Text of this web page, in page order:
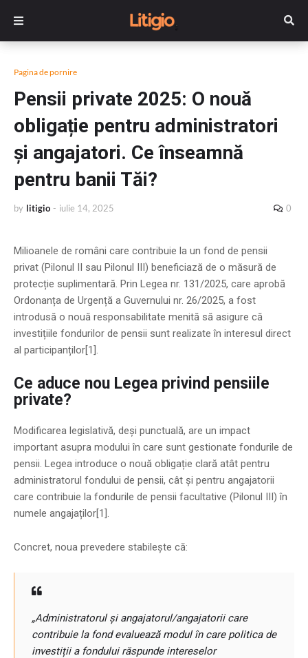
Pagina de pornire
Pensii private 2025: O nouă
obligație pentru administratori
și angajatori. Ce înseamnă
pentru banii Tăi?
by litigio - iulie 14, 2025 0
Milioanele de români care contribuie la un fond de pensii
privat (Pilonul II sau Pilonul III) beneficiază de o măsură de
protecție suplimentară. Prin Legea nr. 131/2025, care aprobă
Ordonanța de Urgență a Guvernului nr. 26/2025, a fost
introdusă o nouă responsabilitate menită să asigure că
investițiile fondurilor de pensii sunt realizate în interesul direct
al participanților[1].
Ce aduce nou Legea privind pensiile
private?
Modificarea legislativă, deși punctuală, are un impact
important asupra modului în care sunt gestionate fondurile de
pensii. Legea introduce o nouă obligație clară atât pentru
administratorul fondului de pensii, cât și pentru angajatorii
care contribuie la fondurile de pensii facultative (Pilonul III) în
numele angajaților[1].
Concret, noua prevedere stabilește că:
„Administratorul și angajatorul/angajatorii care
contribuie la fond evaluează modul în care politica de
investiții a fondului răspunde intereselor